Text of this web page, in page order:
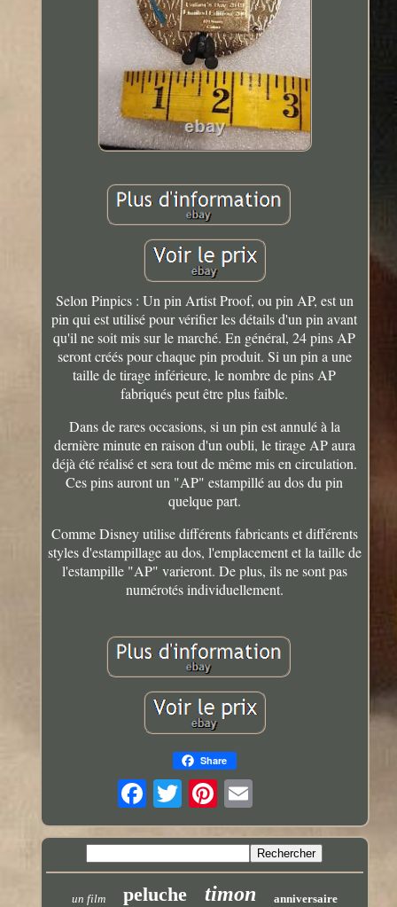
Selon Pinpics : Un pin Artist Proof, ou pin AP, est un
pin qui est utilisé pour vérifier les détails d'un pin avant
qu'il ne soit mis sur le marché. En général, 24 pins AP
seront créés pour chaque pin produit. Si un pin a une
taille de tirage inférieure, le nombre de pins AP
fabriqués peut être plus faible.
Dans de rares occasions, si un pin est annulé à la
dernière minute en raison d'un oubli, le tirage AP aura
déjà été réalisé et sera tout de même mis en circulation.
Ces pins auront un "AP" estampillé au dos du pin
quelque part.
Comme Disney utilise différents fabricants et différents
styles d'estampillage au dos, l'emplacement et la taille de
l'estampille "AP" varieront. De plus, ils ne sont pas
numérotés individuellement.
Share
un film peluche timon anniversaire